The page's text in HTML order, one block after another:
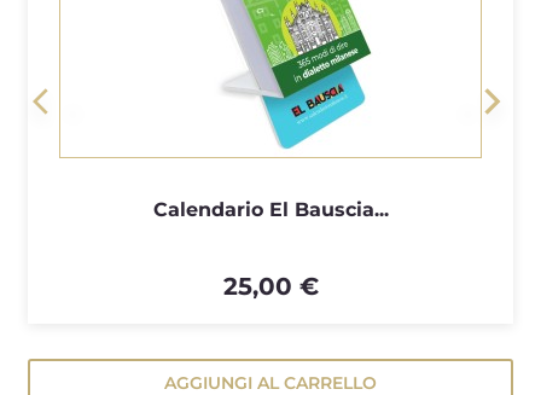
Calendario El Bauscia...
25,00 €
AGGIUNGI AL CARRELLO